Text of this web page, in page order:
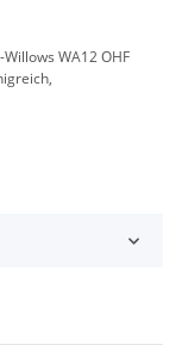
WA12 OHF